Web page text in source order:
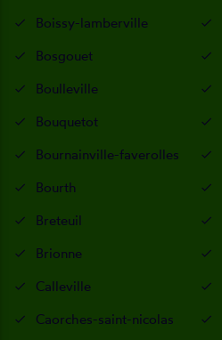
Boissy-lamberville
Bosgouet
Boulleville
Bouquetot
Bournainville-faverolles
Bourth
Breteuil
Brionne
Calleville
Caorches-saint-nicolas